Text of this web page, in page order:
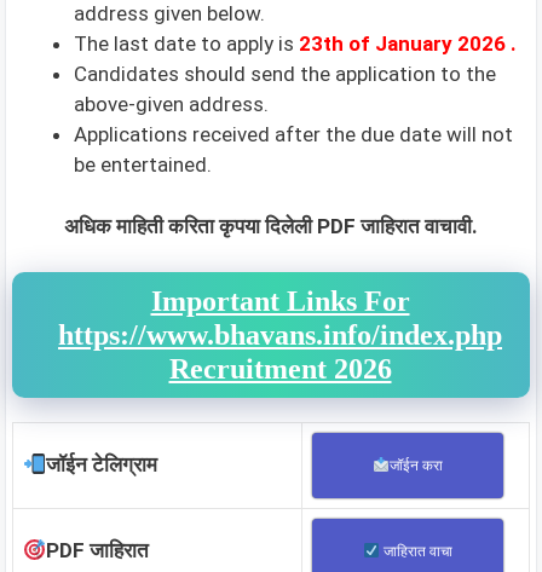
address given below.
The last date to apply is 23th of January 2026 .
Candidates should send the application to the
above-given address.
Applications received after the due date will not
be entertained.
अधिक माहिती करिता कृपया दिलेली PDF जाहिरात वाचावी.
Important Links For
https://www.bhavans.info/index.php
Recruitment 2026
जॉईन टेलिग्राम जॉईन करा
PDF जाहिरात जाहिरात वाचा